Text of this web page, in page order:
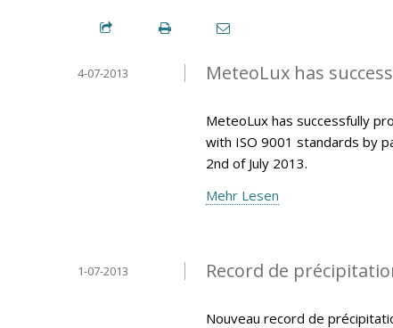
MeteoLux has
4-07-2013
MeteoLux has successfully
with ISO 9001 standards by
2nd of July 2013.
Mehr Lesen
Record de
1-07-2013
Nouveau record de